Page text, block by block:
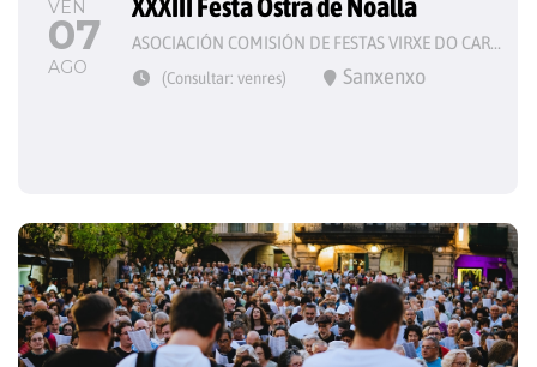
VEN
07
AGO
ASOCIACIÓN COMISIÓN DE FESTAS VIRXE DO CARME
(Consultar: venres) Sanxenxo